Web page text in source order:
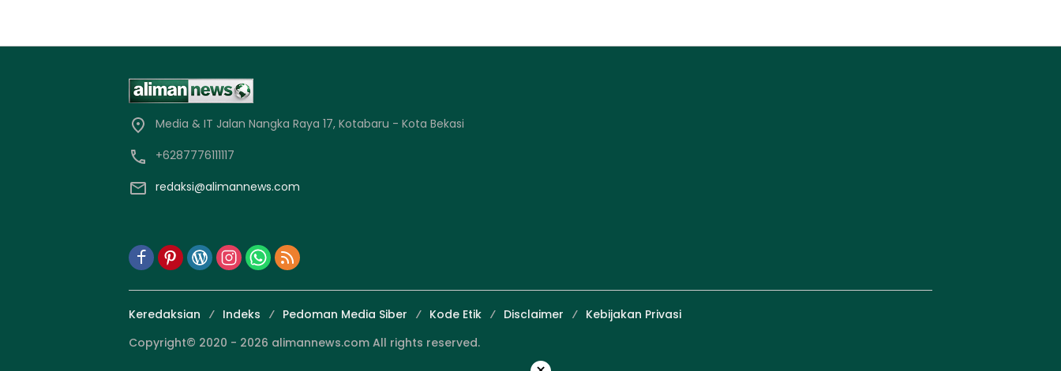
Media & IT Jalan Nangka Raya 17, Kotabaru - Kota Bekasi
+6287776111117
redaksi@alimannews.com
Keredaksian Indeks Pedoman Media Siber Kode Etik Disclaimer
Kebijakan Privasi
Copyright© 2020 - 2026 alimannews.com All rights reserved.